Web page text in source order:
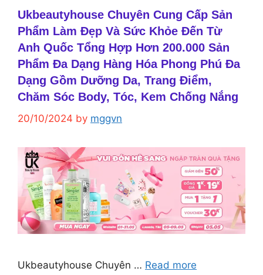
Ukbeautyhouse Chuyên Cung Cấp Sản
Phẩm Làm Đẹp Và Sức Khỏe Đến Từ
Anh Quốc Tổng Hợp Hơn 200.000 Sản
Phẩm Đa Dạng Hàng Hóa Phong Phú Đa
Dạng Gồm Dưỡng Da, Trang Điểm,
Chăm Sóc Body, Tóc, Kem Chống Nắng
20/10/2024 by mggvn
Ukbeautyhouse Chuyên … Read more